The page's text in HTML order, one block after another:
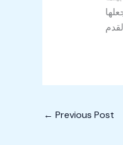
← Previous Post